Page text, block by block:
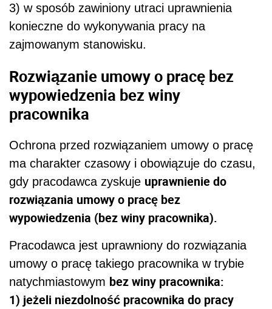
3) w sposób zawiniony utraci uprawnienia
konieczne do wykonywania pracy na
zajmowanym stanowisku.
Rozwiązanie umowy o pracę bez
wypowiedzenia bez winy
pracownika
Ochrona przed rozwiązaniem umowy o pracę
ma charakter czasowy i obowiązuje do czasu,
gdy pracodawca zyskuje uprawnienie do
rozwiązania umowy o pracę bez
wypowiedzenia (bez winy pracownika).
Pracodawca jest uprawniony do rozwiązania
umowy o pracę takiego pracownika w trybie
natychmiastowym bez winy pracownika:
1) jeżeli niezdolność pracownika do pracy